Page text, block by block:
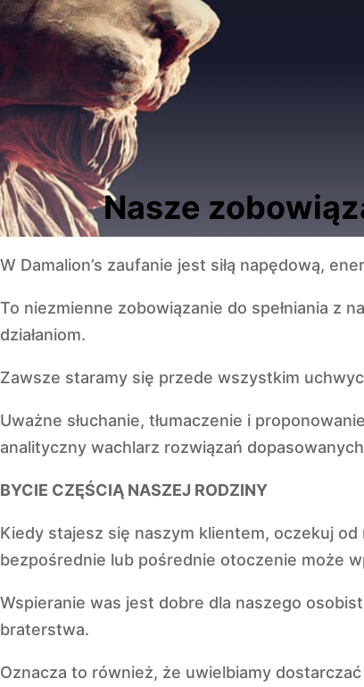
Nasze
W Damalion’s zaufanie jest siłą napędową,
To niezmienne zobowiązanie do spełniania z
działaniom.
Zawsze staramy się przede wszystkim
Uważne słuchanie, tłumaczenie i
analityczny wachlarz rozwiązań
BYCIE CZĘŚCIĄ NASZEJ RODZINY
Kiedy stajesz się naszym klientem, oczekuj od
bezpośrednie lub pośrednie otoczenie może
Wspieranie was jest dobre dla naszego
braterstwa.
Oznacza to również, że uwielbiamy